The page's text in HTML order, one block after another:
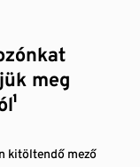
meg
kitöltendő mező